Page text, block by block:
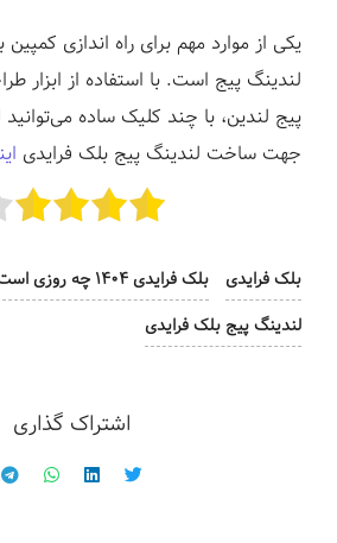
یکی از موارد مهم برای راه اندازی
لندینگ پیج است. با استفاده از ابزار
پیج لندین، با چند کلیک ساده
جهت ساخت لندینگ پیج بلک فرایدی
بلک فرایدی بلک فرایدی ۱۴۰۴ چه روزی است
لندینگ پیج بلک فرایدی
اشتراک گذاری